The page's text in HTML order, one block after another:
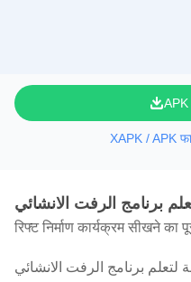
APK
XAPK / APK
रिफ्ट निर्माण कार्यक्रम सीखने का
لتعلم برنامج الرفت الانشائي